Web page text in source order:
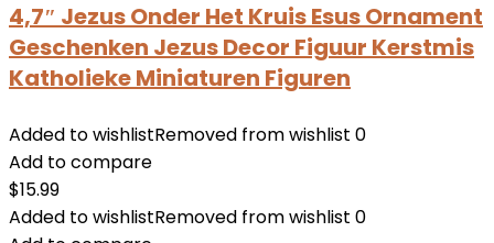
4,7″ Jezus Onder Het Kruis Esus Ornament
Geschenken Jezus Decor Figuur Kerstmis
Katholieke Miniaturen Figuren
Added to wishlistRemoved from wishlist 0
Add to compare
$15.99
Added to wishlistRemoved from wishlist 0